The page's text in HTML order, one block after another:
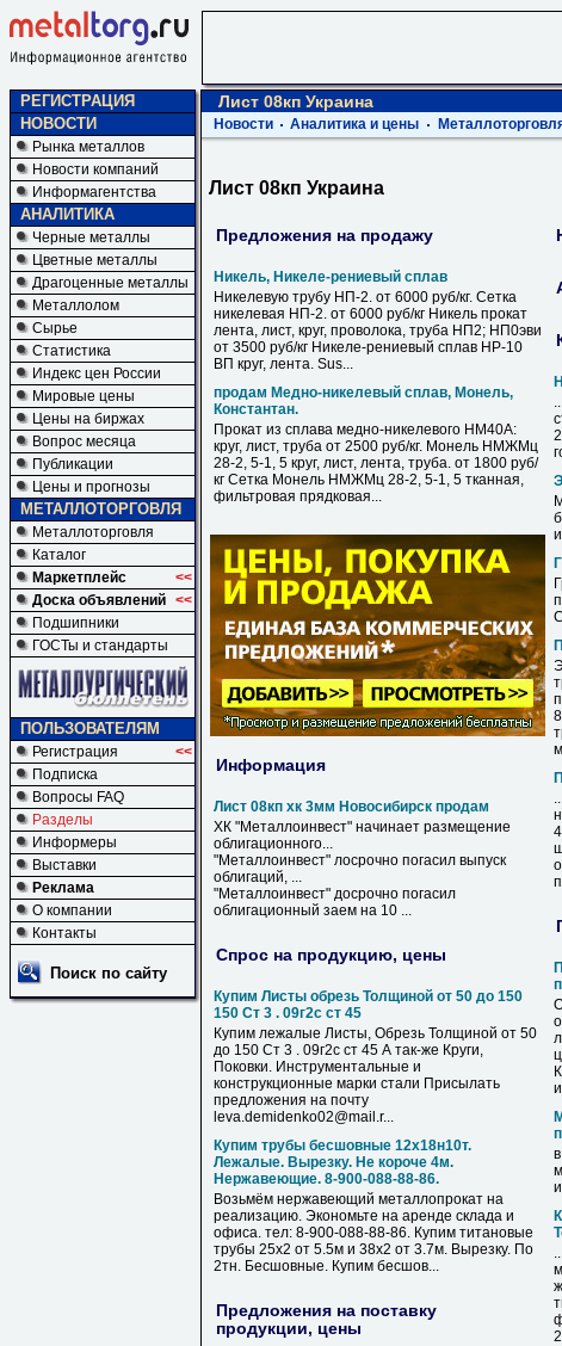
РЕГИСТРАЦИЯ
НОВОСТИ
Рынка металлов
Новости компаний
Информагентства
АНАЛИТИКА
Черные металлы
Цветные металлы
Драгоценные металлы
Металлолом
Сырье
Статистика
Индекс цен России
Мировые цены
Цены на биржах
Вопрос месяца
Публикации
Цены и прогнозы
МЕТАЛЛОТОРГОВЛЯ
Металлоторговля
Каталог
Маркетплейс
<<
Доска объявлений <<
Подшипники
ГОСТы и стандарты
ПОЛЬЗОВАТЕЛЯМ
Регистрация
<<
Подписка
Вопросы FAQ
Разделы
Информеры
Выставки
Реклама
О компании
Контакты
Поиск по сайту
Лист 08кп Украина
Новости Аналитика и цены
Лист 08кп Украина
Предложения на продажу
Никель, Никеле-рениевый сплав
Никелевую трубу НП-2. от 6000 руб/кг. Сетка
никелевая НП-2. от 6000 руб/кг Никель прокат
лента, лист, круг, проволока, труба НП2; НП0эви
от 3500 руб/кг Никеле-рениевый сплав НР-10
ВП круг, лента. Sus...
продам Медно-никелевый сплав, Монель,
Константан.
Прокат из сплава медно-никелевого НМ40А:
круг, лист, труба от 2500 руб/кг. Монель НМЖМц
28-2, 5-1, 5 круг, лист, лента, труба. от 1800 руб/
кг Сетка Монель НМЖМц 28-2, 5-1, 5 тканная,
фильтровая прядковая...
Информация
Лист 08кп хк 3мм Новосибирск продам
ХК "Металлоинвест" начинает размещение
облигационного...
"Металлоинвест" лосрочно погасил выпуск
облигаций, ...
"Металлоинвест" досрочно погасил
облигационный заем на 10 ...
Спрос на продукцию, цены
Купим Листы обрезь Толщиной от 50 до 150
150 Ст 3 . 09г2с ст 45
Купим лежалые Листы, Обрезь Толщиной от 50
до 150 Ст 3 . 09г2с ст 45 А так-же Круги,
Поковки. Инструментальные и
конструкционные марки стали Присылать
предложения на почту
leva.demidenko02@mail.r...
Купим трубы бесшовные 12х18н10т.
Лежалые. Вырезку. Не короче 4м.
Нержавеющие. 8-900-088-88-86.
Возьмём нержавеющий металлопрокат на
реализацию. Экономьте на аренде склада и
офиса. тел: 8-900-088-88-86. Купим титановые
трубы 25х2 от 5.5м и 38х2 от 3.7м. Вырезку. По
2тн. Бесшовные. Купим бесшов...
Предложения на поставку
продукции, цены